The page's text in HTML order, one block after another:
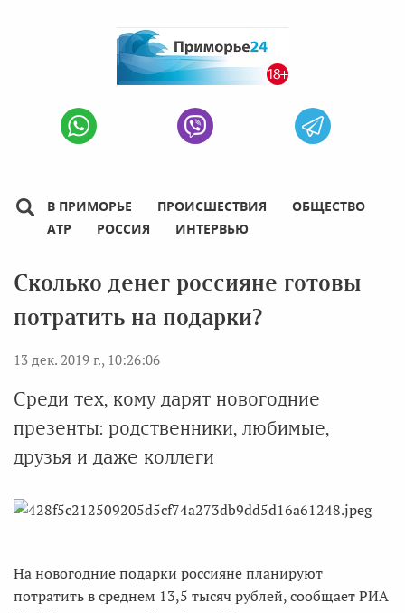
В ПРИМОРЬЕ ПРОИСШЕСТВИЯ
ОБЩЕСТВО
АТР
РОССИЯ ИНТЕРВЬЮ
Сколько денег россияне готовы
потратить на подарки?
13 дек. 2019 г., 10:26:06
Среди тех, кому дарят новогодние
презенты: родственники, любимые,
друзья и даже коллеги
На новогодние подарки россияне планируют
потратить в среднем 13,5 тысяч рублей, сообщает РИА